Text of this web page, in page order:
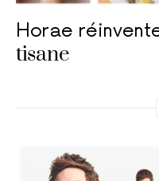
Horae
tisane